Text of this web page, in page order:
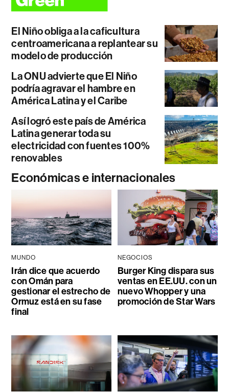
El Niño obliga a la caficultura
centroamericana a replantear su
modelo de producción
La ONU advierte que El Niño
podría agravar el hambre en
América Latina y el Caribe
Así logró este país de América
Latina generar toda su
electricidad con fuentes 100%
renovables
Económicas e internacionales
MUNDO
Irán dice que acuerdo
con Omán para
gestionar el estrecho de
Ormuz está en su fase
final
NEGOCIOS
Burger King dispara sus
ventas en EE.UU. con un
nuevo Whopper y una
promoción de Star Wars